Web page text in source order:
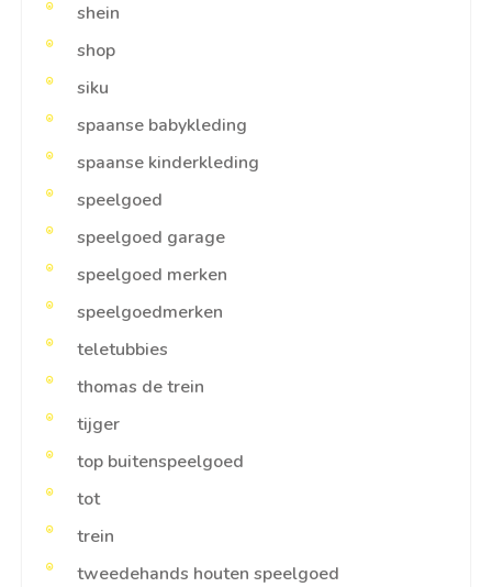
shein
shop
siku
spaanse babykleding
spaanse kinderkleding
speelgoed
speelgoed garage
speelgoed merken
speelgoedmerken
teletubbies
thomas de trein
tijger
top buitenspeelgoed
tot
trein
tweedehands houten speelgoed